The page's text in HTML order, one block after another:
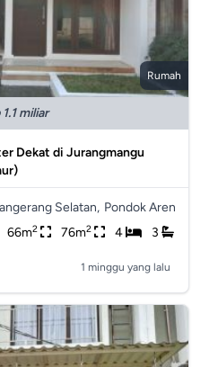
Rumah
1.1 miliar
Dekat di Jurangmangu
Selatan, Pondok Aren
66m2 76m2 4 3
1 minggu yang lalu